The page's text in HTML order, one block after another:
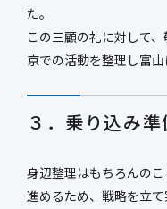
た。
この三顧の礼に対して
京での活動を整理し富山
３．乗り込み準
身辺整理はもちろんの
進めるため、戦略を立